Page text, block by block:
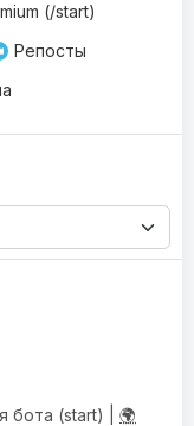
(/start)
Репосты
бота (start) | 🌍